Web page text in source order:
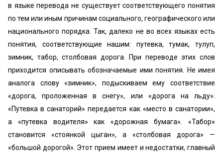
в языке перевода не существует соответствующего понятия
по тем или иным причинам социального, географического или
национального порядка. Так, далеко не во всех языках есть
понятия, соответствующие нашим: путевка, тумак, тулуп,
зимник, табор, столбовая дорога. При переводе этих слов
приходится описывать обозначаемые ими понятия. Не имея
аналога слову «зимник», подыскиваем ему соответствие
«дорога, проложенная в снегу», или «дорога на льду».
«Путевка в санаторий» передается как «место в санатории»,
а «путевка водителя» как «дорожная бумага». «Табор»
становится «стоянкой цыган», а «столбовая дорога» —
«большой дорогой». Этот прием имеет и недостатки, главный